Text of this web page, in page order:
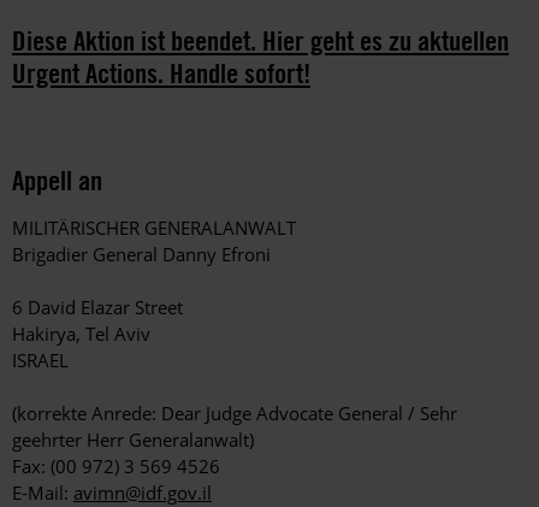
Diese Aktion ist beendet. Hier geht es zu aktuellen
Urgent Actions. Handle sofort!
Appell an
MILITÄRISCHER GENERALANWALT
Brigadier General Danny Efroni
6 David Elazar Street
Hakirya, Tel Aviv
ISRAEL
(korrekte Anrede: Dear Judge Advocate General / Sehr
geehrter Herr Generalanwalt)
Fax: (00 972) 3 569 4526
E-Mail: avimn@idf.gov.il